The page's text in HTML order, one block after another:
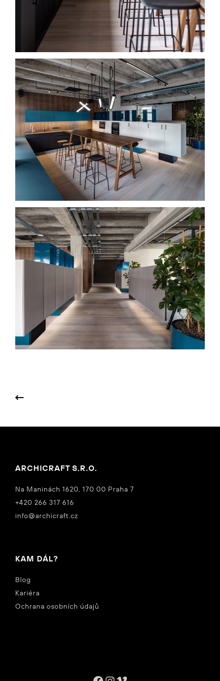
ARCHICRAFT S.R.O.
Na Maninách 1620, 170 00 Praha 7
+420 266 317 616
info@archicraft.cz
KAM DÁL?
Blog
Kariéra
Ochrana osobních údajů